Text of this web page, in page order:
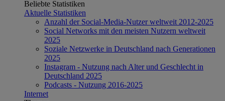
Beliebte Statistiken
Aktuelle Statistiken
Anzahl der Social-Media-Nutzer weltweit 2012-2025
Social Networks mit den meisten Nutzern weltweit
2025
Soziale Netzwerke in Deutschland nach Generationen
2025
Instagram - Nutzung nach Alter und Geschlecht in
Deutschland 2025
Podcasts - Nutzung 2016-2025
Internet